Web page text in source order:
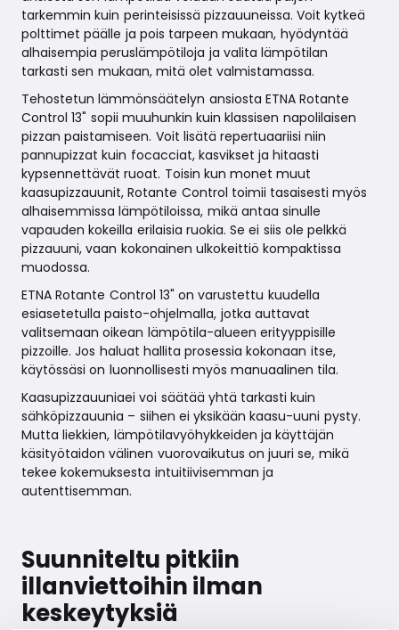
tarkemmin kuin perinteisissä pizzauuneissa. Voit kytkeä
polttimet päälle ja pois tarpeen mukaan, hyödyntää
alhaisempia peruslämpötiloja ja valita lämpötilan
tarkasti sen mukaan, mitä olet valmistamassa.
Tehostetun lämmönsäätelyn ansiosta ETNA Rotante
Control 13" sopii muuhunkin kuin klassisen napolilaisen
pizzan paistamiseen. Voit lisätä repertuaariisi niin
pannupizzat kuin focacciat, kasvikset ja hitaasti
kypsennettävät ruoat. Toisin kun monet muut
kaasupizzauunit, Rotante Control toimii tasaisesti myös
alhaisemmissa lämpötiloissa, mikä antaa sinulle
vapauden kokeilla erilaisia ruokia. Se ei siis ole pelkkä
pizzauuni, vaan kokonainen ulkokeittiö kompaktissa
muodossa.
ETNA Rotante Control 13" on varustettu kuudella
esiasetetulla paisto-ohjelmalla, jotka auttavat
valitsemaan oikean lämpötila-alueen erityyppisille
pizzoille. Jos haluat hallita prosessia kokonaan itse,
käytössäsi on luonnollisesti myös manuaalinen tila.
Kaasupizzauuniaei voi säätää yhtä tarkasti kuin
sähköpizzauunia – siihen ei yksikään kaasu-uuni pysty.
Mutta liekkien, lämpötilavyöhykkeiden ja käyttäjän
käsityötaidon välinen vuorovaikutus on juuri se, mikä
tekee kokemuksesta intuitiivisemman ja
autenttisemman.
Suunniteltu pitkiin
illanviettoihin ilman
keskeytyksiä